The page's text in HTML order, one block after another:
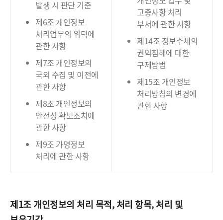
발생 시 판단 기준
제6조 개인정보
처리업무의 위탁에
관한 사항
제7조 개인정보의
국외 수집 및 이전에
관한 사항
제8조 개인정보의
안전성 확보조치에
관한 사항
제9조 가명정보
처리에 관한 사항
고충사항 처리
부서에 관한 사항
제14조 정보주체의
권익침해에 대한
구제방법
제15조 개인정보
처리방침의 변경에
관한 사항
제1조 개인정보의 처리 목적, 처리 항목, 처리 및